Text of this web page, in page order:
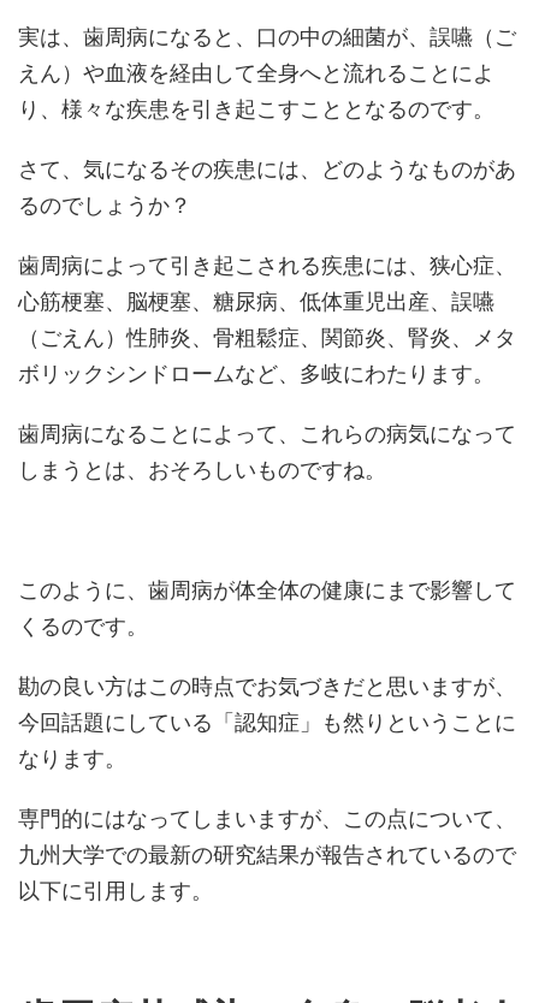
実は、歯周病になると、口の中の細菌が、誤嚥（ご
えん）や血液を経由して全身へと流れることによ
り、様々な疾患を引き起こすこととなるのです。
さて、気になるその疾患には、どのようなものがあ
るのでしょうか？
歯周病によって引き起こされる疾患には、狭心症、
心筋梗塞、脳梗塞、糖尿病、低体重児出産、誤嚥
（ごえん）性肺炎、骨粗鬆症、関節炎、腎炎、メタ
ボリックシンドロームなど、多岐にわたります。
歯周病になることによって、これらの病気になって
しまうとは、おそろしいものですね。
このように、歯周病が体全体の健康にまで影響して
くるのです。
勘の良い方はこの時点でお気づきだと思いますが、
今回話題にしている「認知症」も然りということに
なります。
専門的にはなってしまいますが、この点について、
九州大学での最新の研究結果が報告されているので
以下に引用します。